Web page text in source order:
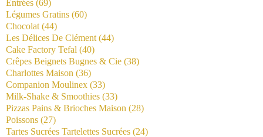
Entrées (69)
Légumes Gratins (60)
Chocolat (44)
Les Délices De Clément (44)
Cake Factory Tefal (40)
Crêpes Beignets Bugnes & Cie (38)
Charlottes Maison (36)
Companion Moulinex (33)
Milk-Shake & Smoothies (33)
Pizzas Pains & Brioches Maison (28)
Poissons (27)
Tartes Sucrées Tartelettes Sucrées (24)